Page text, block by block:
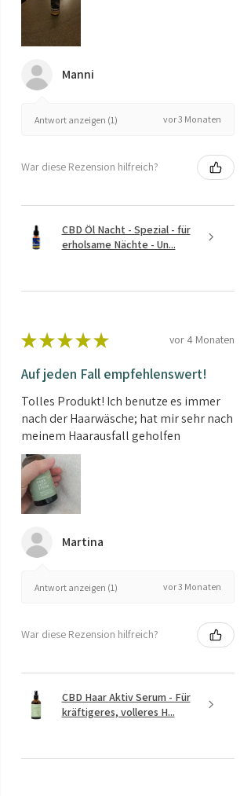
Manni
Antwort anzeigen (1) vor 3 Monaten
War diese Rezension hilfreich?
CBD Öl Nacht - Spezial - für
erholsame Nächte - Un...
★ ★ ★ ★ ★ vor 4 Monaten
Auf jeden Fall empfehlenswert!
Tolles Produkt! Ich benutze es immer
nach der Haarwäsche; hat mir sehr nach
meinem Haarausfall geholfen
Martina
Antwort anzeigen (1) vor 3 Monaten
War diese Rezension hilfreich?
CBD Haar Aktiv Serum - Für
kräftigeres, volleres H...